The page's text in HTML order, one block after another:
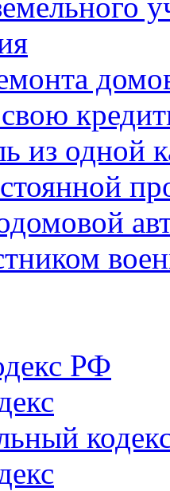
из одной
РФ